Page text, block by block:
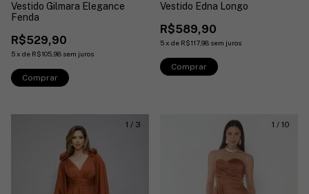
Vestido Gilmara Elegance
Fenda
R$529,90
5x de R$105,98 sem juros
Comprar
Vestido Edna Longo
R$589,90
5x de R$117,98 sem juros
Comprar
1 / 3 1 / 10